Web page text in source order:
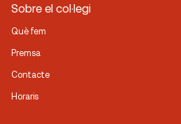
Sobre el col·legi
Què fem
Premsa
Contacte
Horaris